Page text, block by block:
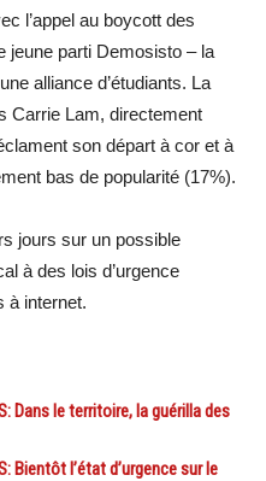
l’appel au boycott des
jeune parti Demosisto – la
alliance d’étudiants. La
Carrie Lam, directement
son départ à cor et à
bas de popularité (17%).
jours sur un possible
à des lois d’urgence
à internet.
Dans le territoire, la guérilla des
Bientôt l’état d’urgence sur le